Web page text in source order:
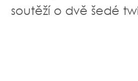
soutěží o dvě šedé